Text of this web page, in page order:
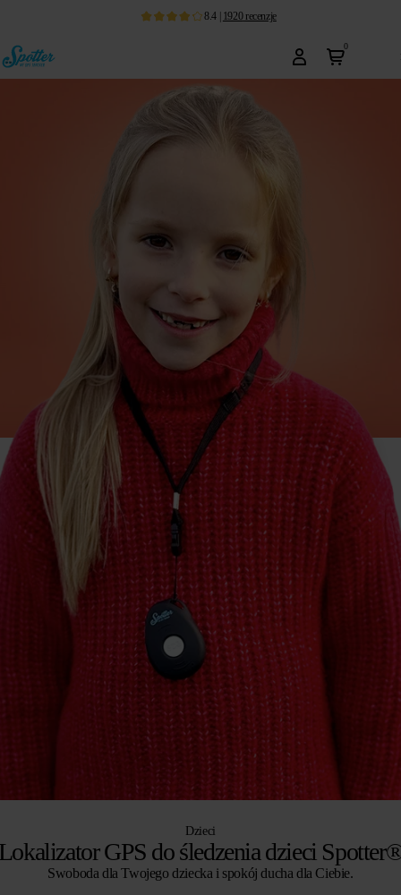
8.4 | 1920 recenzje
0
Dzieci
GPS do śledzenia dzieci
Swoboda dla Twojego dziecka i spokój ducha dla Ciebie.